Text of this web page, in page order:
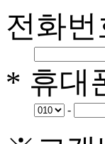
전화번
* 휴대
-